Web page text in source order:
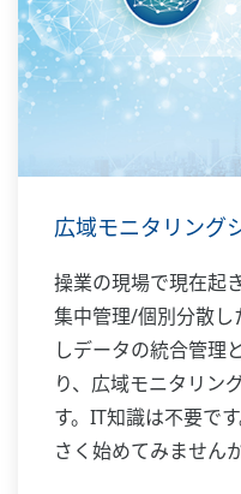
広域モニタリング
操業の現場で現在起
集中管理/個別分散し
しデータの統合管理
り、広域モニタリン
す。IT知識は不要で
さく始めてみません